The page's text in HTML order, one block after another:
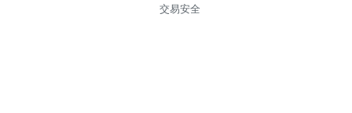
交易安全